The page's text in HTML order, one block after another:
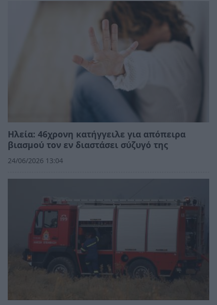
Ηλεία: 46χρονη κατήγγειλε για απόπειρα
βιασμού τον εν διαστάσει σύζυγό της
24/06/2026 13:04